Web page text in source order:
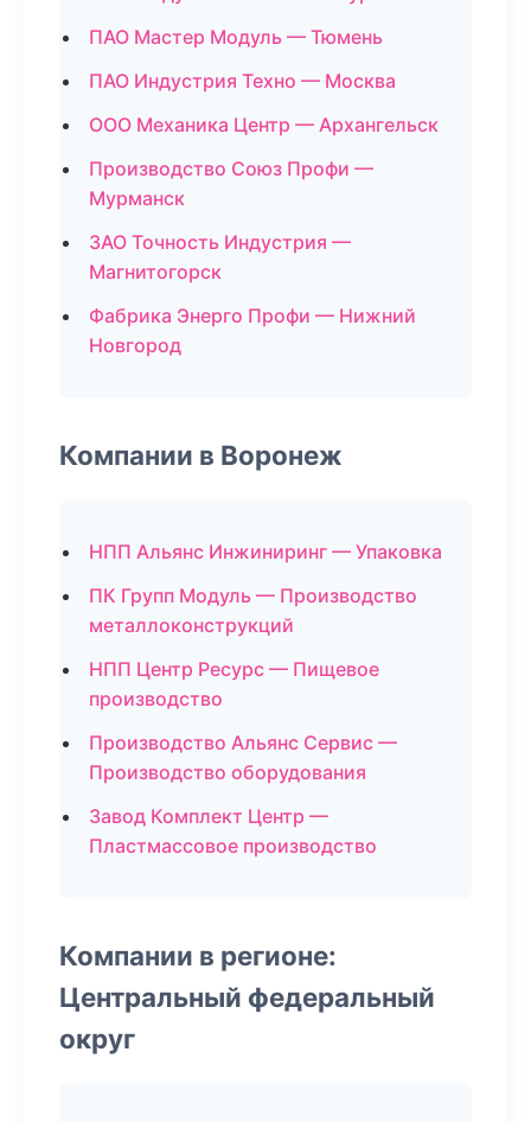
ПАО Мастер Модуль — Тюмень
ПАО Индустрия Техно — Москва
ООО Механика Центр — Архангельск
Производство Союз Профи —
Мурманск
ЗАО Точность Индустрия —
Магнитогорск
Фабрика Энерго Профи — Нижний
Новгород
Компании в Воронеж
НПП Альянс Инжиниринг — Упаковка
ПК Групп Модуль — Производство
металлоконструкций
НПП Центр Ресурс — Пищевое
производство
Производство Альянс Сервис —
Производство оборудования
Завод Комплект Центр —
Пластмассовое производство
Компании в регионе:
Центральный федеральный
округ